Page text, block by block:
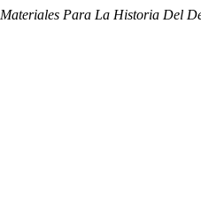
Materiales Para La Historia Del